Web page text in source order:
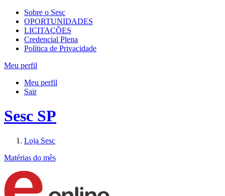
Sobre o Sesc
OPORTUNIDADES
LICITAÇÕES
Credencial Plena
Política de Privacidade
Meu perfil
Meu perfil
Sair
Sesc SP
Loja Sesc
Matérias do mês